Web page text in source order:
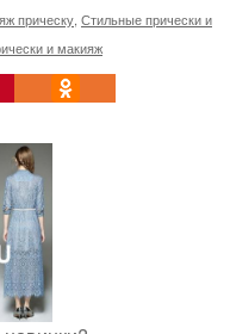
прическу, Стильные прически и
и макияж